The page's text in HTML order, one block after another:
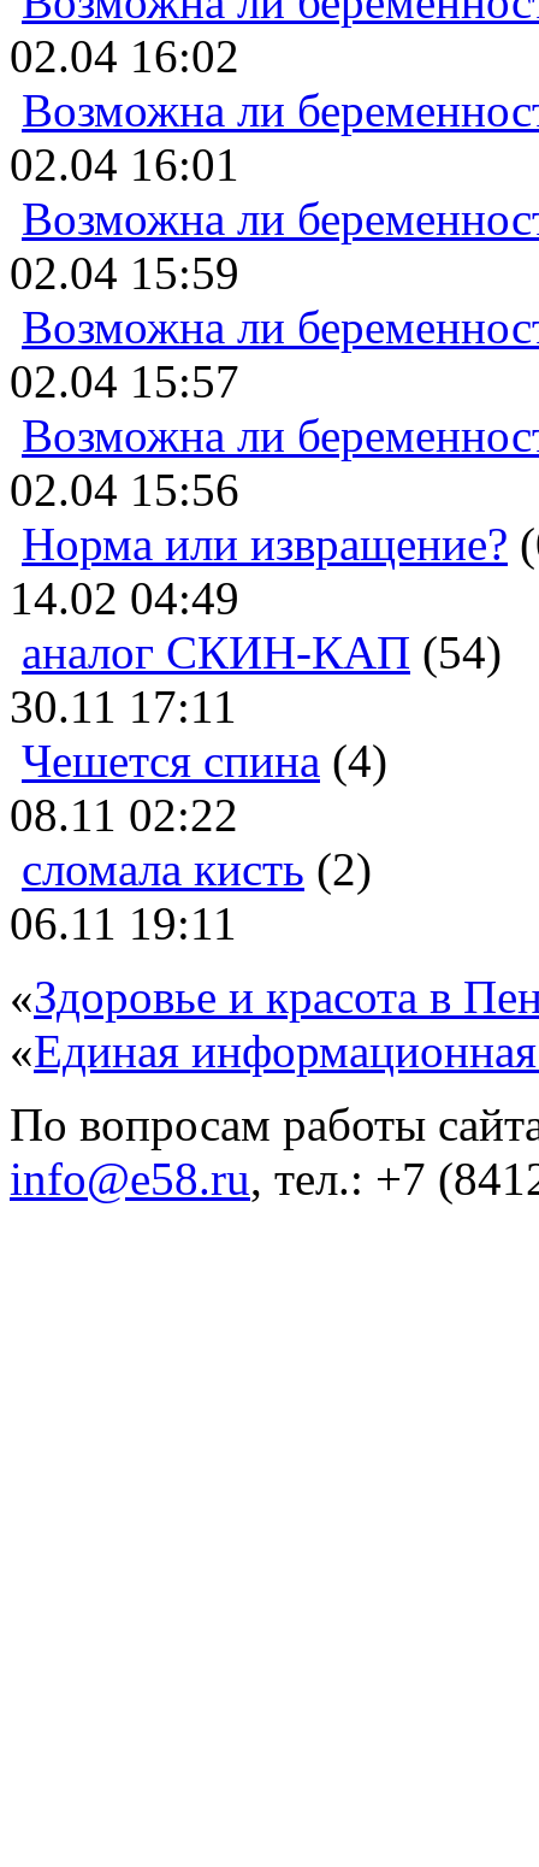
02.04 16:02
Возможна ли
02.04 16:01
Возможна ли
02.04 15:59
Возможна ли
02.04 15:57
Возможна ли
02.04 15:56
Норма или извращение?
14.02 04:49
аналог СКИН-КАП (54)
30.11 17:11
Чешется спина (4)
08.11 02:22
сломала кисть (2)
06.11 19:11
«Здоровье и красота в
«Единая
По вопросам работы
info@e58.ru, тел.: +7